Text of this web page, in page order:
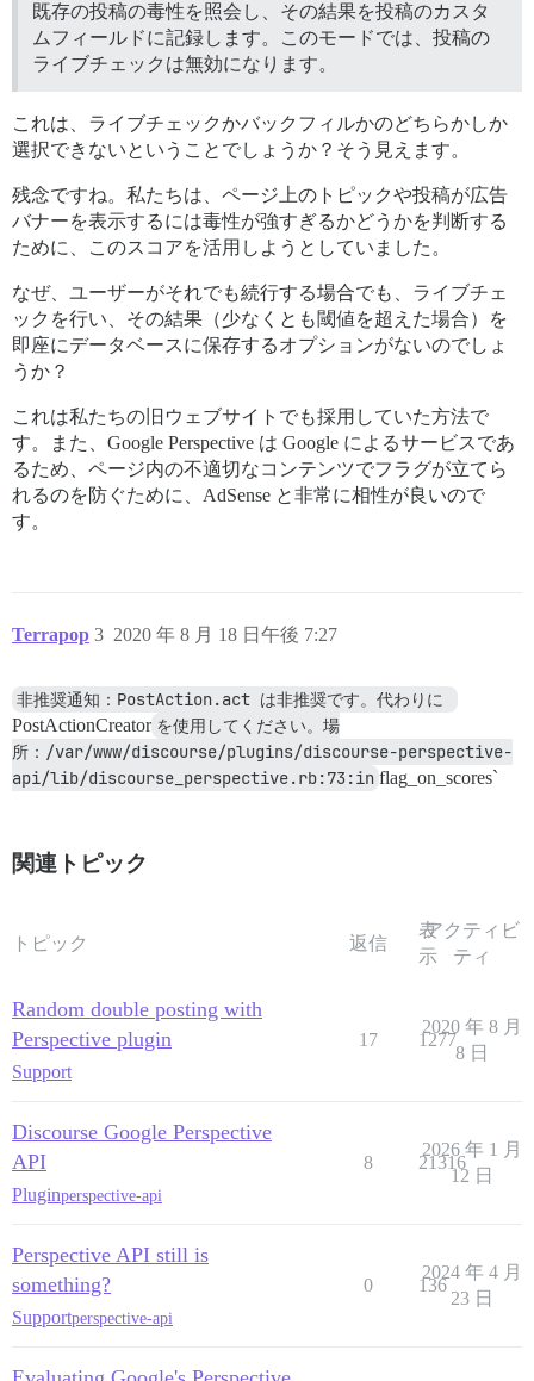
既存の投稿の毒性を照会し、その結果を投稿のカスタ
ムフィールドに記録します。このモードでは、投稿の
ライブチェックは無効になります。
これは、ライブチェックかバックフィルかのどちらかしか
選択できないということでしょうか？そう見えます。
残念ですね。私たちは、ページ上のトピックや投稿が広告
バナーを表示するには毒性が強すぎるかどうかを判断する
ために、このスコアを活用しようとしていました。
なぜ、ユーザーがそれでも続行する場合でも、ライブチェ
ックを行い、その結果（少なくとも閾値を超えた場合）を
即座にデータベースに保存するオプションがないのでしょ
うか？
これは私たちの旧ウェブサイトでも採用していた方法で
す。また、Google Perspective は Google によるサービスであ
るため、ページ内の不適切なコンテンツでフラグが立てら
れるのを防ぐために、AdSense と非常に相性が良いので
す。
Terrapop 2020 年 8 月 18 日午後 7:27
3
PostActionCreator を使用してください。場
所：/var/www/discourse/plugins/discourse-perspective-
api/lib/discourse_perspective.rb:73:in flag_on_scores`
関連トピック
トピック 返信
表
示
アクティビ
ティ
Random double posting with
Perspective plugin
Support
17 1277
2020 年 8 月
8 日
Discourse Google Perspective
API
Pluginperspective-api
8 21316
2026 年 1 月
12 日
Perspective API still is
something?
Supportperspective-api
0 136
2024 年 4 月
23 日